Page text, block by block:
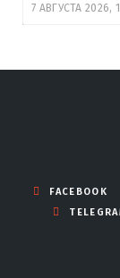
7 АВГУСТА 2026,
FACEBOOK